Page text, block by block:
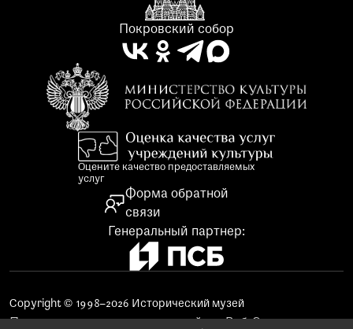
Покровский собор
Генеральный партнер:
Оцените качество предоставляемых
услуг
Форма обратной
связи
Copyright © 1998–2026 Исторический музей